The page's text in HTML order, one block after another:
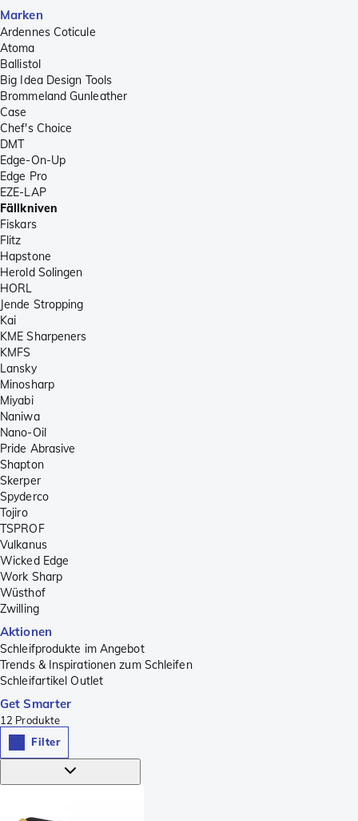
Marken
Ardennes Coticule
Atoma
Ballistol
Big Idea Design Tools
Brommeland Gunleather
Case
Chef's Choice
DMT
Edge-On-Up
Edge Pro
EZE-LAP
Fällkniven
Fiskars
Flitz
Hapstone
Herold Solingen
HORL
Jende Stropping
Kai
KME Sharpeners
KMFS
Lansky
Minosharp
Miyabi
Naniwa
Nano-Oil
Pride Abrasive
Shapton
Skerper
Spyderco
Tojiro
TSPROF
Vulkanus
Wicked Edge
Work Sharp
Wüsthof
Zwilling
Aktionen
Schleifprodukte im Angebot
Trends & Inspirationen zum Schleifen
Schleifartikel Outlet
Get Smarter
12 Produkte
Filter